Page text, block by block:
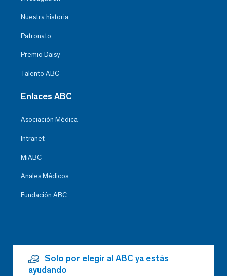
Nuestra historia
Patronato
Premio Daisy
Talento ABC
Enlaces ABC
Asociación Médica
Intranet
MiABC
Anales Médicos
Fundación ABC
Solo por elegir al ABC ya estás
ayudando